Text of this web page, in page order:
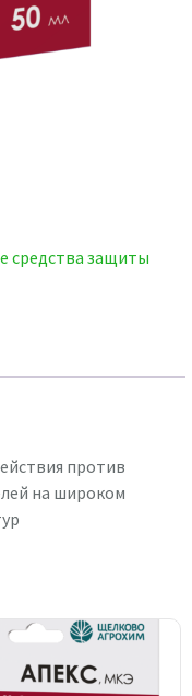
средства защиты
против
на широком